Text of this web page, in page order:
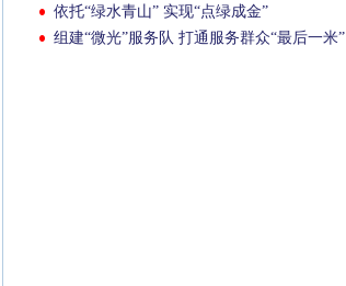
依托“绿水青山” 实现“点绿成金”
组建“微光”服务队 打通服务群众“最后一米”